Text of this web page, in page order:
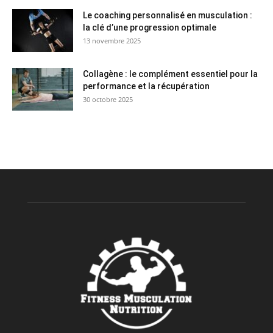
Le coaching personnalisé en musculation :
la clé d’une progression optimale
13 novembre 2025
Collagène : le complément essentiel pour la
performance et la récupération
30 octobre 2025